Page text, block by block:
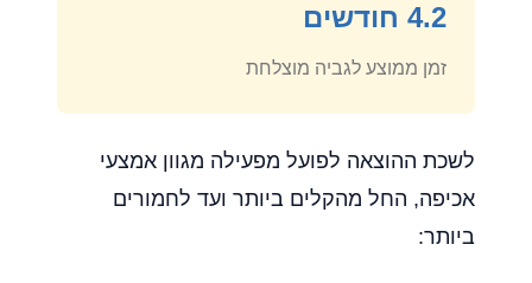
4.2 חודשים
זמן ממוצע לגביה מוצלחת
לשכת ההוצאה לפועל מפעילה מגוון אמצעי
אכיפה, החל מהקלים ביותר ועד לחמורים
ביותר: